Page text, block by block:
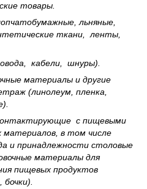
товары.
льняные,
ткани, ленты,
кабели, шнуры).
материалы и другие
(линолеум, пленка,
с пищевыми
материалов, в том числе
и принадлежности столовые
материалы для
пищевых продуктов